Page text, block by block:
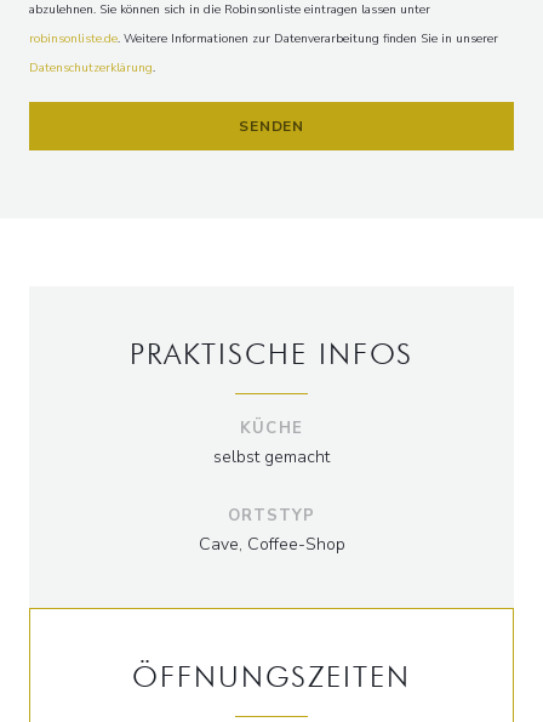
abzulehnen. Sie können sich in die Robinsonliste eintragen lassen unter
robinsonliste.de. Weitere Informationen zur Datenverarbeitung finden Sie in unserer
Datenschutzerklärung.
PRAKTISCHE INFOS
KÜCHE
selbst gemacht
ORTSTYP
Cave, Coffee-Shop
ÖFFNUNGSZEITEN